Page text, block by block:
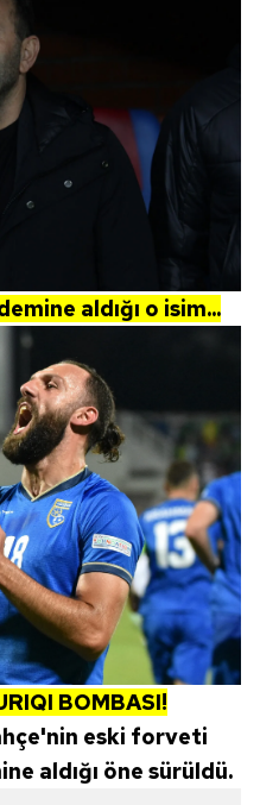
aldığı o isim...
BOMBASI!
eski forveti
aldığı öne sürüldü.